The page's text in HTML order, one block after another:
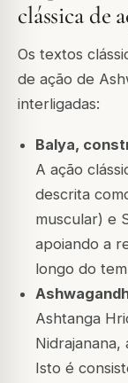
clássica de
Os textos
de ação de
interligadas:
Balya,
A ação
descrita
muscular) e
apoiando a
longo do
Ashtanga
Isto é